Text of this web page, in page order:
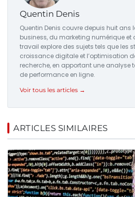
Quentin Denis
Quentin Denis couvre depuis huit ans
business, du marketing numérique et
travail explore des sujets tels que les
croissance digitale et l’optimisation
recherche, en apportant une analyse
de performance en ligne.
Voir tous les articles →
ARTICLES SIMILAIRES